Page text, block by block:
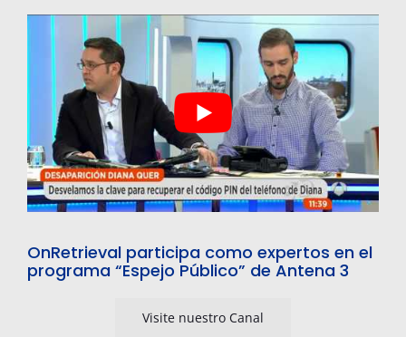
OnRetrieval participa como expertos en el
programa “Espejo Público” de Antena 3
Visite nuestro Canal